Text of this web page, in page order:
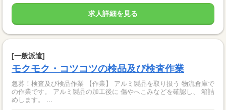
求人詳細を見る
[一般派遣]
モクモク・コツコツの検品及び検査作業
急募！検査及び検品作業 【作業】 アルミ製品を取り扱う 物流倉庫で
の作業です。 アルミ製品の加工後に 傷やへこみなどを確認し、 箱詰